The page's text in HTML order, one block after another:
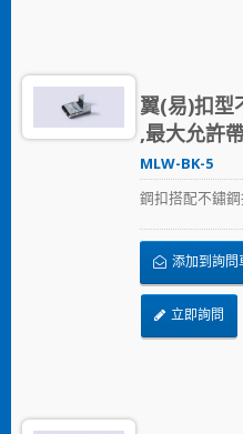
翼(易)扣型
,最大允許
MLW-BK-5
鋼扣搭配不鏽鋼
添加到詢問
立即詢問